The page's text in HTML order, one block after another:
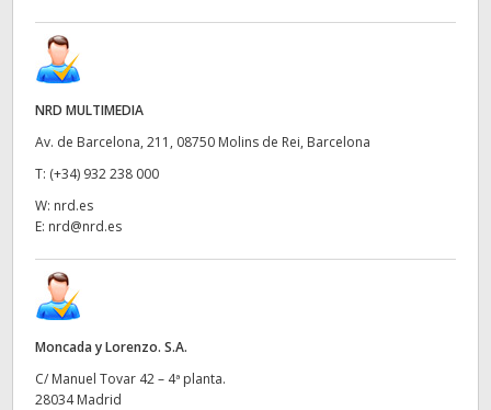
NRD MULTIMEDIA
Av. de Barcelona, 211, 08750 Molins de Rei, Barcelona
T: (+34) 932 238 000
W: nrd.es
E: nrd@nrd.es
Moncada y Lorenzo. S.A.
C/ Manuel Tovar 42 – 4ª planta.
28034 Madrid